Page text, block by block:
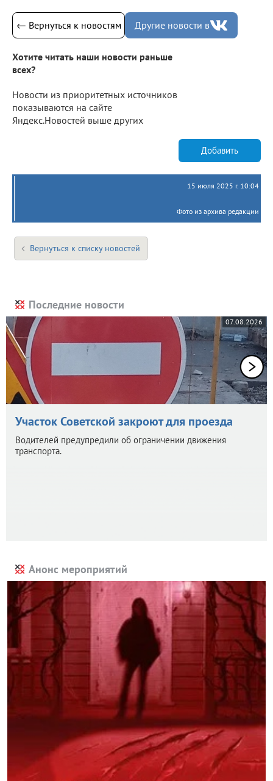
← Вернуться к новостям Другие новости в
Хотите читать наши новости раньше
всех?
Новости из приоритетных источников
показываются на сайте
Яндекс.Новостей выше других
Добавить
15 июля 2025 г. 10:04
Фото из архива редакции
Вернуться к списку новостей
Последние новости
07.08.2026
Участок Советской закроют для проезда
Водителей предупредили об ограничении движения
транспорта.
Анонс мероприятий